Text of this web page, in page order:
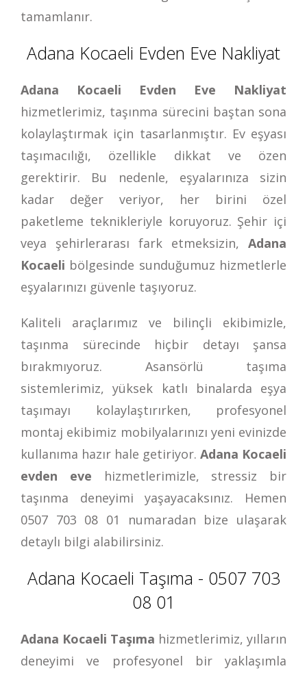
tamamlanır.
Adana Kocaeli Evden Eve Nakliyat
Adana Kocaeli Evden Eve Nakliyat
hizmetlerimiz, taşınma sürecini baştan sona
kolaylaştırmak için tasarlanmıştır. Ev eşyası
taşımacılığı, özellikle dikkat ve özen
gerektirir. Bu nedenle, eşyalarınıza sizin
kadar değer veriyor, her birini özel
paketleme teknikleriyle koruyoruz. Şehir içi
veya şehirlerarası fark etmeksizin, Adana
Kocaeli bölgesinde sunduğumuz hizmetlerle
eşyalarınızı güvenle taşıyoruz.
Kaliteli araçlarımız ve bilinçli ekibimizle,
taşınma sürecinde hiçbir detayı şansa
bırakmıyoruz. Asansörlü taşıma
sistemlerimiz, yüksek katlı binalarda eşya
taşımayı kolaylaştırırken, profesyonel
montaj ekibimiz mobilyalarınızı yeni evinizde
kullanıma hazır hale getiriyor. Adana Kocaeli
evden eve hizmetlerimizle, stressiz bir
taşınma deneyimi yaşayacaksınız. Hemen
0507 703 08 01
numaradan bize ulaşarak
detaylı bilgi alabilirsiniz.
Adana Kocaeli Taşıma - 0507 703
08 01
Adana Kocaeli Taşıma hizmetlerimiz, yılların
deneyimi ve profesyonel bir yaklaşımla